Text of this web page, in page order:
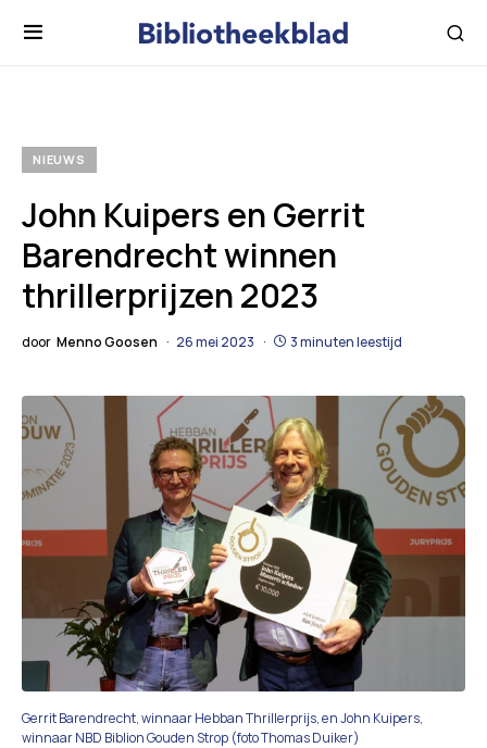
NIEUWS
John Kuipers en Gerrit
Barendrecht winnen
thrillerprijzen 2023
door Menno Goosen 26 mei 2023 3 minuten leestijd
Gerrit Barendrecht, winnaar Hebban Thrillerprijs, en John Kuipers,
winnaar NBD Biblion Gouden Strop (foto Thomas Duiker)